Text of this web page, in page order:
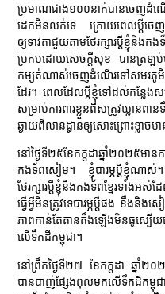
ប្រមាណជាង១០០នាក់បានចេញដំណើ
ដេកមិនលក់ទេ ក្រោយពេលប្ដីចេ
ឲ្យទាវតាជួយតាមថែរក្សារប្ដីខ្ញុំនិង
ប្រកបដោយសេចក្ដីសុខ បានត្រឡ
កម្សត់ណាស់ចេញដំណើរទៅសមរភូមិ
ដែរ។ ពេលដែលប្ដីខ្ញុំទៅដល់កន្លែង
សម្រាប់ការពារខ្លួនពីសត្រូវឃ្លា
ឆ្ងាយពីលានដ្ធានឲ្យសោះព្រោះខ្លាចមា
នៅថ្ងៃទី២៥ខែកក្ដដាឆ្នាំ២០២៥មានក
កងទ័ពសៀម។ ខ្ញុំបារម្ភប្ដីខ្ញុំណា
ថែរក្សារប្ដីខ្ញុំនិងកងទ័ពខ្មែរទាំងអ
ធ្វើអ្វីមិនត្រូវទេបារម្ភប្ដីផង ខឹងនិ
ភាពកាន់តែតានតឹងឡើងមិនធូស្ប
លើទឹកដីកម្ពុជា។
នៅព្រឹកថ្ងៃទី២៧ ខែកក្ដដា ឆ្នាំ
បានបាញ់ផ្សែងពុលមកលើទឹកដីកម្